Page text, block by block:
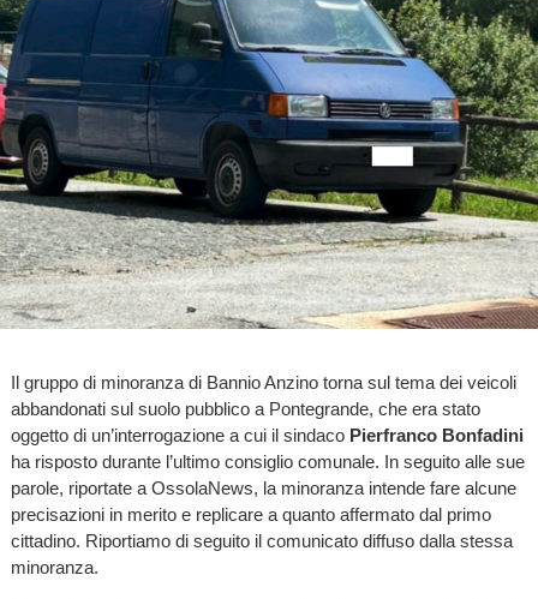
Il gruppo di minoranza di Bannio Anzino torna sul tema dei veicoli
abbandonati sul suolo pubblico a Pontegrande, che era stato
oggetto di un’interrogazione a cui il sindaco Pierfranco Bonfadini
ha risposto durante l’ultimo consiglio comunale. In seguito alle sue
parole, riportate a OssolaNews, la minoranza intende fare alcune
precisazioni in merito e replicare a quanto affermato dal primo
cittadino. Riportiamo di seguito il comunicato diffuso dalla stessa
minoranza.